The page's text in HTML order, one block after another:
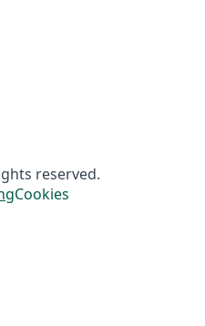
reserved.
Cookies